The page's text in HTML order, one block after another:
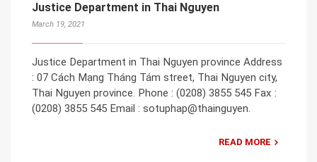
Justice Department in Thai Nguyen
March 19, 2021
Justice Department in Thai Nguyen province Address
: 07 Cách Mạng Tháng Tám street, Thai Nguyen city,
Thai Nguyen province. Phone : (0208) 3855 545 Fax :
(0208) 3855 545 Email : sotuphap@thainguyen.
READ MORE